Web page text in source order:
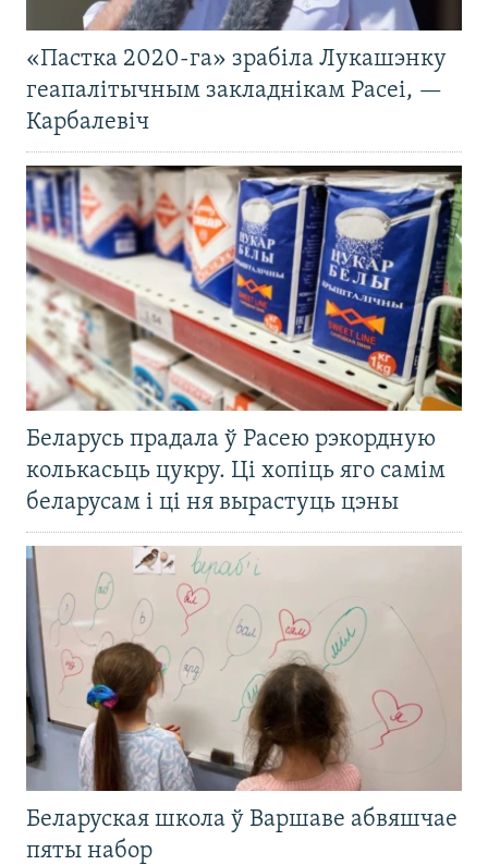
«Пастка 2020-га» зрабіла Лукашэнку
геапалітычным закладнікам Расеі, —
Карбалевіч
Беларусь прадала ў Расею рэкордную
колькасьць цукру. Ці хопіць яго самім
беларусам і ці ня вырастуць цэны
Беларуская школа ў Варшаве абвяшчае
пяты набор